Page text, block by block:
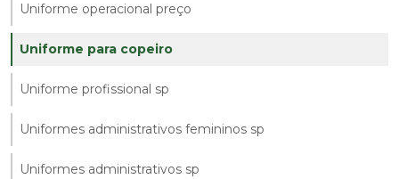
Uniforme operacional preço
Uniforme para copeiro
Uniforme profissional sp
Uniformes administrativos femininos sp
Uniformes administrativos sp